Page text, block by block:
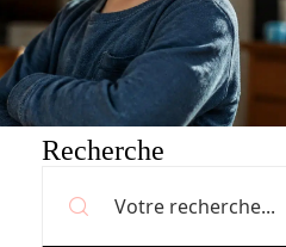
Recherche